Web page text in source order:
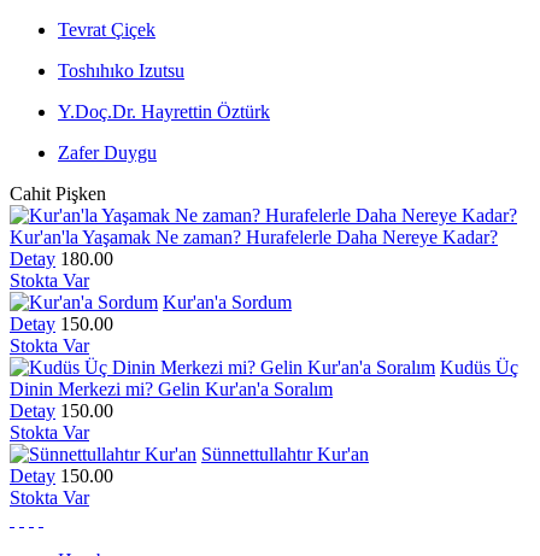
Tevrat Çiçek
Toshıhıko Izutsu
Y.Doç.Dr. Hayrettin Öztürk
Zafer Duygu
Cahit Pişken
Kur'an'la Yaşamak Ne zaman? Hurafelerle Daha Nereye Kadar?
Detay 180.00
Stokta Var
Kur'an'a Sordum
Detay 150.00
Stokta Var
Kudüs Üç
Dinin Merkezi mi? Gelin Kur'an'a Soralım
Detay 150.00
Stokta Var
Sünnettullahtır Kur'an
Detay 150.00
Stokta Var